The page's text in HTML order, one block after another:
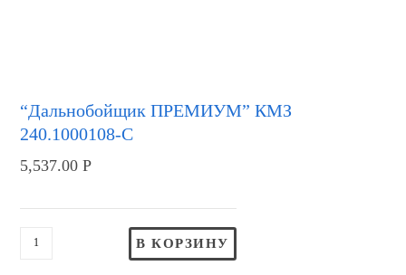
“Дальнобойщик ПРЕМИУМ” КМЗ
240.1000108-С
5,537.00Р
В КОРЗИНУ